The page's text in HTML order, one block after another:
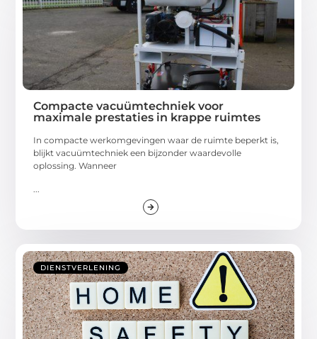
Compacte vacuümtechniek voor
maximale prestaties in krappe ruimtes
In compacte werkomgevingen waar de ruimte beperkt is,
blijkt vacuümtechniek een bijzonder waardevolle
oplossing. Wanneer
DIENSTVERLENING